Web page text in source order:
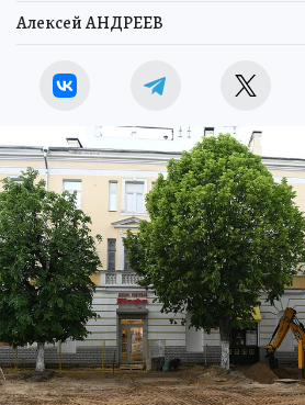
Алексей АНДРЕЕВ